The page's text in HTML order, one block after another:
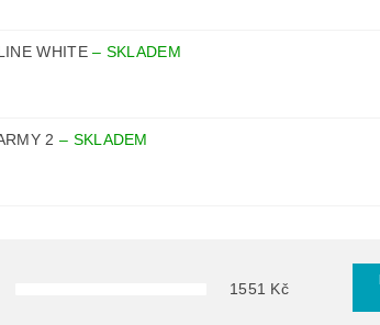
WHITE– SKLADEM
2 – SKLADEM
1551 Kč